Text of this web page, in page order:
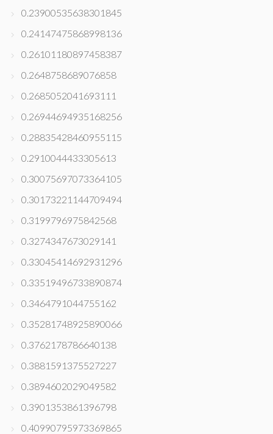
0.23900535638301845
0.24147475868998136
0.26101180897458387
0.2648758689076858
0.2685052041693111
0.26944694935168256
0.28835428460955115
0.2910044433305613
0.30075697073364105
0.30173221144709494
0.3199796975842568
0.3274347673029141
0.33045414692931296
0.33519496733890874
0.3464791044755162
0.35281748925890066
0.3762178786640138
0.3881591375527227
0.3894602029049582
0.3901353861396798
0.40990795973369865